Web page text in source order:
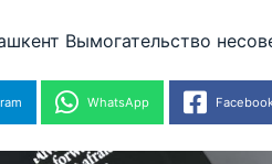
Вымогательство
WhatsApp